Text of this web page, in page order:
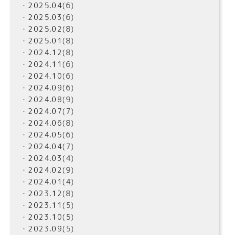
・2025.04(6)
・2025.03(6)
・2025.02(8)
・2025.01(8)
・2024.12(8)
・2024.11(6)
・2024.10(6)
・2024.09(6)
・2024.08(9)
・2024.07(7)
・2024.06(8)
・2024.05(6)
・2024.04(7)
・2024.03(4)
・2024.02(9)
・2024.01(4)
・2023.12(8)
・2023.11(5)
・2023.10(5)
・2023.09(5)